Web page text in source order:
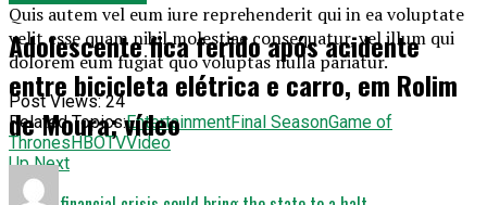
Quis autem vel eum iure reprehenderit qui in ea voluptate
velit esse quam nihil molestiae consequatur, vel illum qui
dolorem eum fugiat quo voluptas nulla pariatur.
Post Views: 24
Related Topics:EntertainmentFinal SeasonGame of
ThronesHBOTVVideo
Up Next
Adolescente fica ferido após acidente
entre bicicleta elétrica e carro, em Rolim
de Moura; vídeo